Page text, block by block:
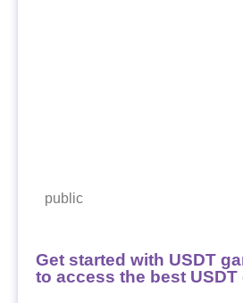
public
Get started with USDT
to access the best